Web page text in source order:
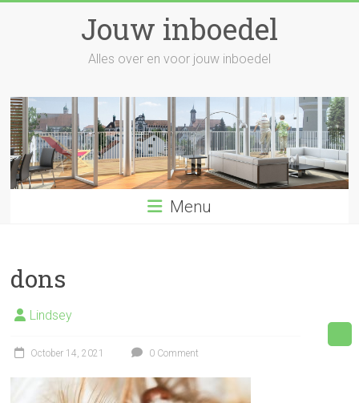
Jouw inboedel
Alles over en voor jouw inboedel
Menu
dons
Lindsey
October 14, 2021 0 Comment